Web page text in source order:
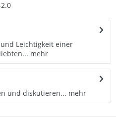
Leichtigkeit einer
mehr
und diskutieren... mehr